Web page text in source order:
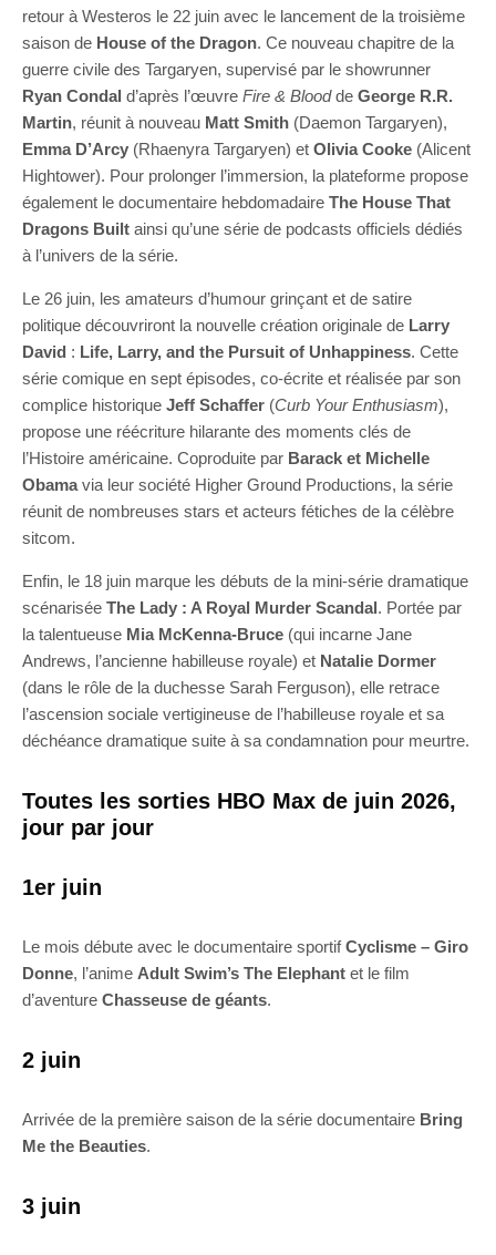
retour à Westeros le 22 juin avec le lancement de la troisième
saison de House of the Dragon. Ce nouveau chapitre de la
guerre civile des Targaryen, supervisé par le showrunner
Ryan Condal d’après l’œuvre Fire & Bloodde George R.R.
Martin, réunit à nouveau Matt Smith (Daemon Targaryen),
Emma D’Arcy (Rhaenyra Targaryen) et Olivia Cooke (Alicent
Hightower). Pour prolonger l’immersion, la plateforme propose
également le documentaire hebdomadaire The House That
Dragons Built ainsi qu’une série de podcasts officiels dédiés
à l’univers de la série.
Le 26 juin, les amateurs d’humour grinçant et de satire
politique découvriront la nouvelle création originale de Larry
David : Life, Larry, and the Pursuit of Unhappiness. Cette
série comique en sept épisodes, co-écrite et réalisée par son
complice historique Jeff Schaffer (Curb Your Enthusiasm),
propose une réécriture hilarante des moments clés de
l’Histoire américaine. Coproduite par Barack et Michelle
Obamavia leur société Higher Ground Productions, la série
réunit de nombreuses stars et acteurs fétiches de la célèbre
sitcom.
Enfin, le 18 juin marque les débuts de la mini-série dramatique
scénarisée The Lady : A Royal Murder Scandal. Portée par
la talentueuse Mia McKenna-Bruce (qui incarne Jane
Andrews, l’ancienne habilleuse royale) et Natalie Dormer
(dans le rôle de la duchesse Sarah Ferguson), elle retrace
l’ascension sociale vertigineuse de l’habilleuse royale et sa
déchéance dramatique suite à sa condamnation pour meurtre.
Toutes les sorties HBO Max de juin 2026,
jour par jour
1er juin
Le mois débute avec le documentaire sportifCyclisme – Giro
Donne, l’anime Adult Swim’s The Elephant et le film
d’aventure Chasseuse de géants.
2 juin
Arrivée de la première saison de la série documentaire Bring
Me the Beauties.
3 juin